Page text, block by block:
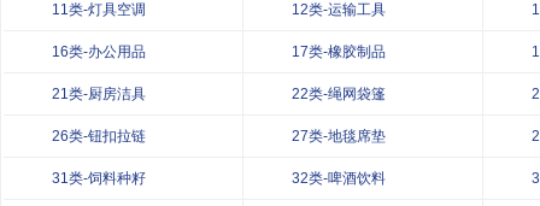
11类-灯具空调 12类-运输工具
16类-办公用品 17类-橡胶制品
21类-厨房洁具 22类-绳网袋篷
26类-钮扣拉链 27类-地毯席垫
31类-饲料种籽 32类-啤酒饮料